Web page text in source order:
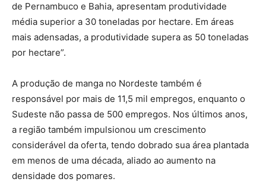
de Pernambuco e Bahia, apresentam produtividade
média superior a 30 toneladas por hectare. Em áreas
mais adensadas, a produtividade supera as 50 toneladas
por hectare”.
A produção de manga no Nordeste também é
responsável por mais de 11,5 mil empregos, enquanto o
Sudeste não passa de 500 empregos. Nos últimos anos,
a região também impulsionou um crescimento
considerável da oferta, tendo dobrado sua área plantada
em menos de uma década, aliado ao aumento na
densidade dos pomares.